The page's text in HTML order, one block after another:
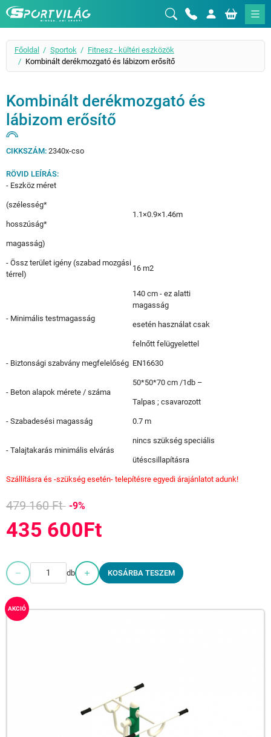
Sportvilág
Főoldal Sportok
Fitnesz - kültéri eszközök
Kombinált derékmozgató és lábizom erősítő
AKCIÓ
Kombinált derékmozgató és
lábizom erősítő
CIKKSZÁM:2340x-cso
RÖVID LEÍRÁS:
- Eszköz méret
(szélesség*
hosszúság*
magasság)
1.1×0.9×1.46m
- Össz terület igény (szabad mozgási
térrel)
16 m2
- Minimális testmagasság
140 cm - ez alatti
magasság
esetén használat csak
felnőtt felügyelettel
- Biztonsági szabvány megfelelőség EN16630
- Beton alapok mérete / száma
50*50*70 cm /1db –
Talpas ; csavarozott
- Szabadesési magasság 0.7 m
- Talajtakarás minimális elvárás
nincs szükség speciális
ütéscsillapításra
Szállításra és -szükség esetén- telepítésre egyedi árajánlatot adunk!
479 160 Ft -9%
435 600Ft
db KOSÁRBA TESZEM